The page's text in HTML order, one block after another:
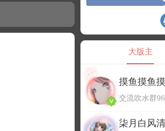
大版主
摸鱼摸鱼摸
交流吹水群
柒月白风清